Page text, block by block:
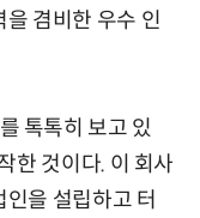
겸비한 우수 인
톡톡히 보고 있
한 것이다. 이 회사
을 설립하고 터